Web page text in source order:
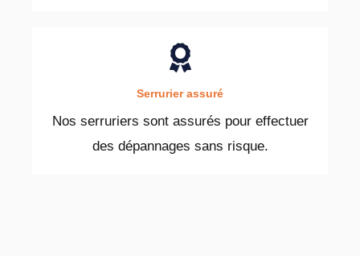
Serrurier assuré
Nos serruriers sont assurés pour effectuer
des dépannages sans risque.